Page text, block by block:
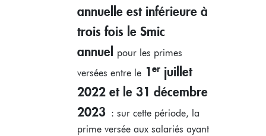
annuelle est inférieure à
trois fois le Smic
annuel
pour les primes
versées entre le 1er juillet
2022 et le 31 décembre
2023 : sur cette période, la
prime versée aux salariés ayant